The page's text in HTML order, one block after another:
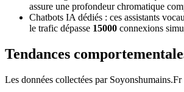
assure une profondeur chromatique
Chatbots IA dédiés : ces assistants
le trafic dépasse 15000 connexions
Tendances
Les données collectées par